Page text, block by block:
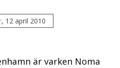
, 12 april 2010
är varken Noma